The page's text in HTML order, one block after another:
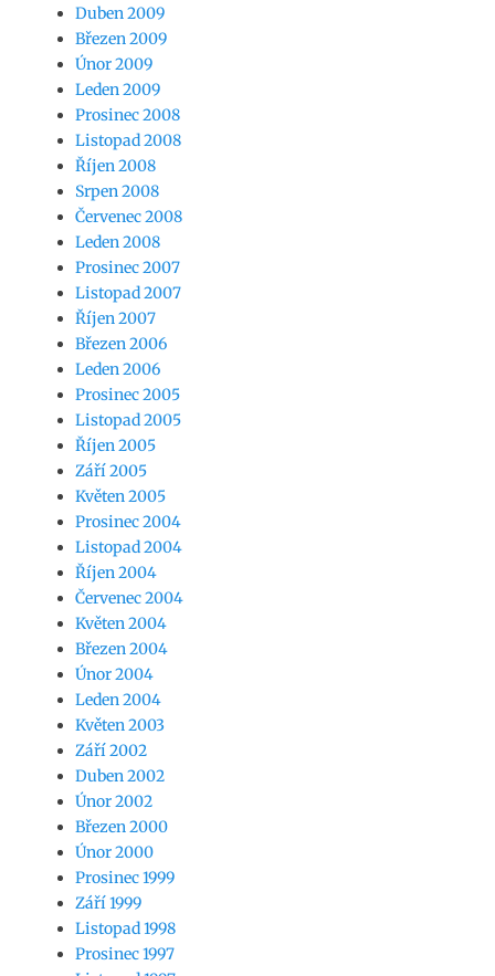
Duben 2009
Březen 2009
Únor 2009
Leden 2009
Prosinec 2008
Listopad 2008
Říjen 2008
Srpen 2008
Červenec 2008
Leden 2008
Prosinec 2007
Listopad 2007
Říjen 2007
Březen 2006
Leden 2006
Prosinec 2005
Listopad 2005
Říjen 2005
Září 2005
Květen 2005
Prosinec 2004
Listopad 2004
Říjen 2004
Červenec 2004
Květen 2004
Březen 2004
Únor 2004
Leden 2004
Květen 2003
Září 2002
Duben 2002
Únor 2002
Březen 2000
Únor 2000
Prosinec 1999
Září 1999
Listopad 1998
Prosinec 1997